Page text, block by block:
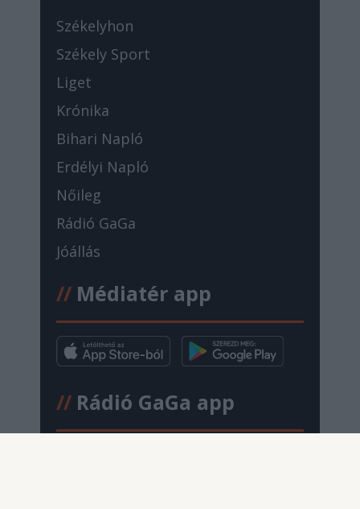
Székelyhon
Székely Sport
Liget
Krónika
Bihari Napló
Erdélyi Napló
Nőileg
Rádió GaGa
Jóállás
//Médiatér app
//Rádió GaGa app